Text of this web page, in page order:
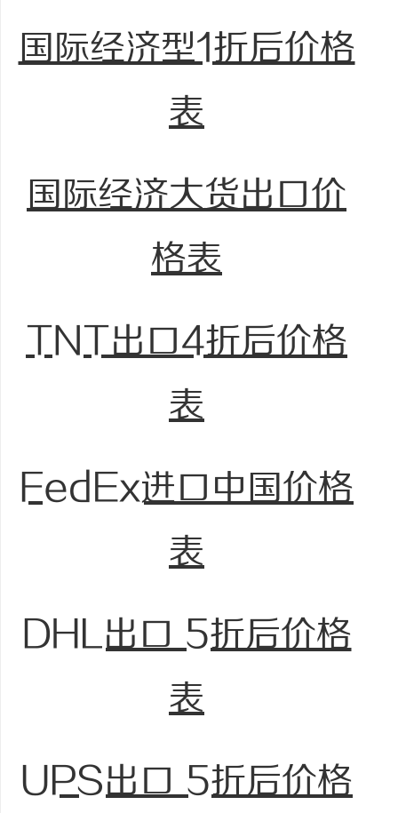
国际经济型1折后价格
表
国际经济大货出口价
格表
TNT出口4折后价格
表
FedEx进口中国价格
表
DHL出口 5折后价格
表
UPS出口 5折后价格